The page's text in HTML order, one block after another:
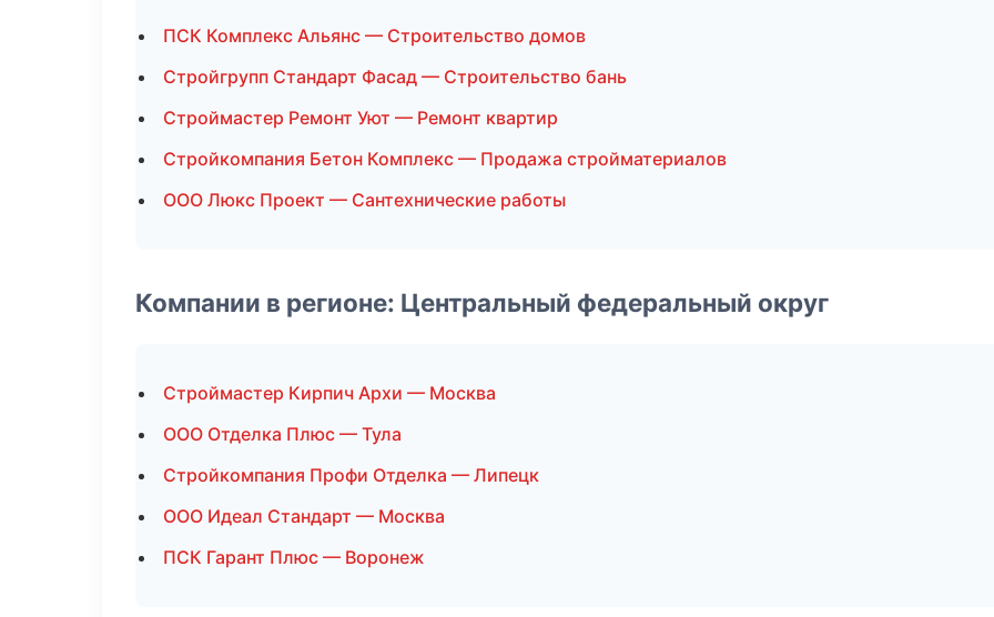
ПСК Комплекс Альянс — Строительство домов
Стройгрупп Стандарт Фасад — Строительство бань
Строймастер Ремонт Уют — Ремонт квартир
Стройкомпания Бетон Комплекс — Продажа стройматериалов
ООО Люкс Проект — Сантехнические работы
Компании в регионе: Центральный федеральный округ
Строймастер Кирпич Архи — Москва
ООО Отделка Плюс — Тула
Стройкомпания Профи Отделка — Липецк
ООО Идеал Стандарт — Москва
ПСК Гарант Плюс — Воронеж